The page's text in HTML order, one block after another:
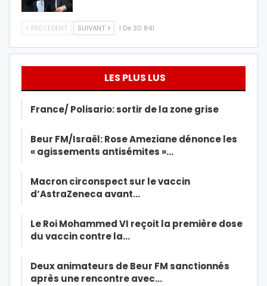
PRÉCÉDENT SUIVANT 1 De 30 841
LES PLUS LUS
France/ Polisario: sortir de la zone grise
Beur FM/Israël: Rose Ameziane dénonce les
« agissements antisémites »…
Macron circonspect sur le vaccin
d’AstraZeneca avant…
Le Roi Mohammed VI reçoit la première dose
du vaccin contre la…
Deux animateurs de Beur FM sanctionnés
après une rencontre avec…